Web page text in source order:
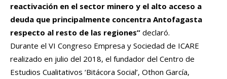
reactivación en el sector minero y el alto acceso a
deuda que principalmente concentra Antofagasta
respecto al resto de las regiones” declaró.
Durante el VI Congreso Empresa y Sociedad de ICARE
realizado en julio del 2018, el fundador del Centro de
Estudios Cualitativos ‘Bitácora Social’, Othon García,